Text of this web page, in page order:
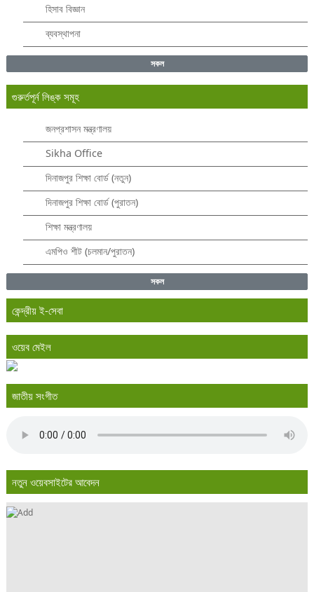
হিসাব বিজ্ঞান
ব্যবস্থাপনা
সকল
গুরুর্তপূর্ন লিঙ্ক সমূহ
জনপ্রশাসন মন্ত্রণালয়
Sikha Office
দিনাজপুর শিক্ষা বোর্ড (নতুন)
দিনাজপুর শিক্ষা বোর্ড (পুরাতন)
শিক্ষা মন্ত্রণালয়
এমপিও শীট (চলমান/পুরাতন)
সকল
কেন্দ্রীয় ই-সেবা
ওয়েব মেইল
জাতীয় সংগীত
নতুন ওয়েবসাইটের আবেদন